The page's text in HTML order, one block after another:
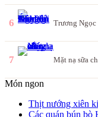
6 Trương
7 Mặt nạ sữa
Món ngon
Thịt nướng xiên
Các quán bún bò